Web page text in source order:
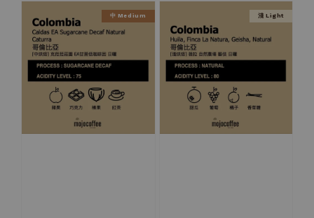
中 Medium 淺 Light